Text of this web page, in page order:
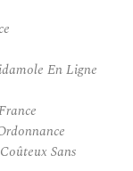
En Ligne
Sans